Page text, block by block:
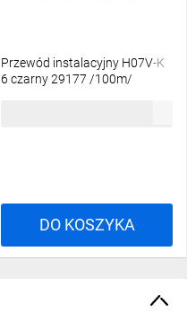
Przewód instalacyjny H07V-K
6 czarny 29177 /100m/
DO KOSZYKA